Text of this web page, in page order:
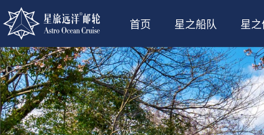
首页 星之船队 星